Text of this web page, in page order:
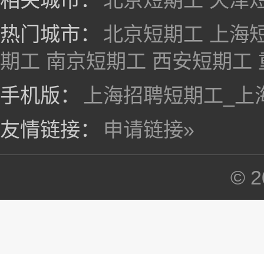
热门城市：
北京短期工
上海
期工 南京短期工 西安短期工
手机版：
上海招聘短期工_
友情链接：
申请链接»
©